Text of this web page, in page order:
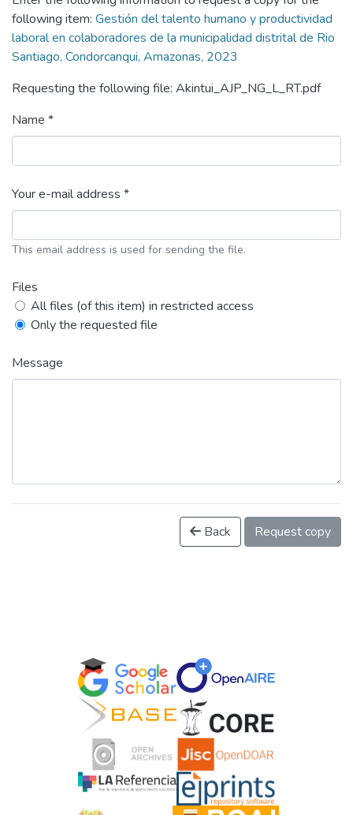
following item: Gestión del talento humano y productividad
laboral en colaboradores de la municipalidad distrital de Rio
Santiago, Condorcanqui, Amazonas, 2023
Requesting the following file: Akintui_AJP_NG_L_RT.pdf
Name *
Your e-mail address *
This email address is used for sending the file.
Files
All files (of this item) in restricted access
Only the requested file
Message
Back Request copy